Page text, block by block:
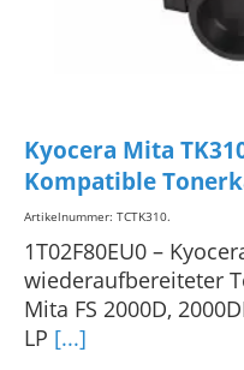
Kyocera Mita
Kompatible
Artikelnummer: TCTK310.
1T02F80EU0 –
wiederaufbereiteter
Mita FS 2000D,
LP [...]